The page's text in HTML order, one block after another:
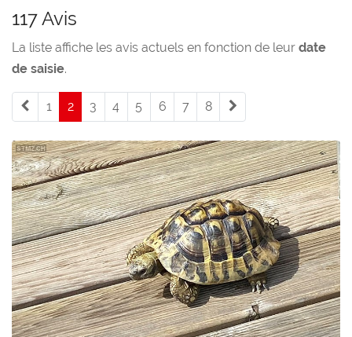
117 Avis
La liste affiche les avis actuels en fonction de leur date
de saisie.
1 2(current)
3 4 5 6 7 8